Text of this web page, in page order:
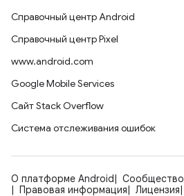
Справочный центр Android
Справочный центр Pixel
www.android.com
Google Mobile Services
Сайт Stack Overflow
Система отслеживания ошибок
О платформе Android
Сообщество
Правовая информация
Лицензия